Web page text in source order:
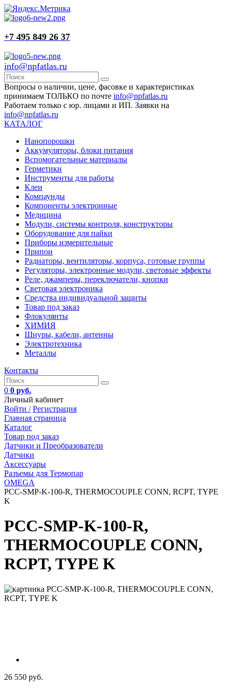
+7 495 849 26 37
info@npfatlas.ru
Вопросы о наличии, цене, фасовке и характеристиках
принимаем ТОЛЬКО по почте info@npfatlas.ru
Работаем только с юр. лицами и ИП. Заявки на
info@npfatlas.ru
КАТАЛОГ
Нанопорошки
Аккумуляторы, блоки питания
Вспомогательные материалы
Герметики
Инструменты для работы
Клеи
Компаунды
Компоненты электронные
Медицина
Модули, системы контроля, конструкторы
Оборудование для пайки
Приборы измерительные
Припои
Радиаторы, вентиляторы, корпуса, готовые группы
Регуляторы, электронные модули, световые эффекты
Реле, джамперы, переключатели, кнопки
Световая электроника
Средства индивидуальной защиты
Товар под заказ
Флокулянты
ХИМИЯ
Шнуры, кабели, антенны
Электротехника
Металлы
Контакты
0 0 руб.
Личный кабинет
Войти / Регистрация
Главная страница
Каталог
Товар под заказ
Датчики и Преобразователи
Датчики
Аксессуары
Разъемы для Термопар
OMEGA
PCC-SMP-K-100-R, THERMOCOUPLE CONN, RCPT, TYPE
K
PCC-SMP-K-100-R,
THERMOCOUPLE CONN,
RCPT, TYPE K
26 550 руб.